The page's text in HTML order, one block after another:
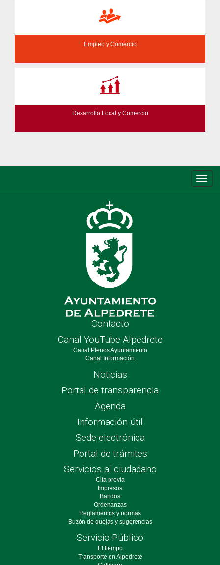
Empleo y Comercio
Desarrollo Local y Comercio
de
Contacto
Canal YouTube Alpedrete
Canal Plenos Ayuntamiento
Canal Información
Noticias
Portal de transparencia
Agenda
Información útil
Sede electrónica
Portal de trámites
Servicios al ciudadano
Cita previa
Impresos
Bandos
Ordenanzas
Reglamentos y normas
Buzón de quejas y sugerencias
Servicio Público
El tiempo
Transporte en Alpedrete